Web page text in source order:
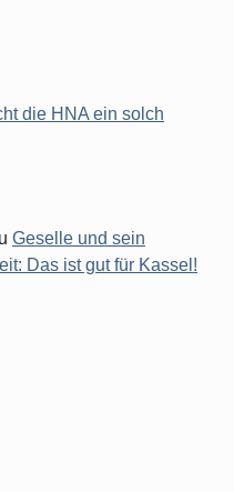
die HNA ein solch
Geselle und sein
Das ist gut für Kassel!